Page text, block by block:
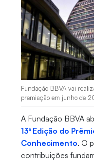
Fundação BBVA vai
premiação em junho de
A Fundação BBVA
13ª Edição do
Conhecimento. O
contribuições